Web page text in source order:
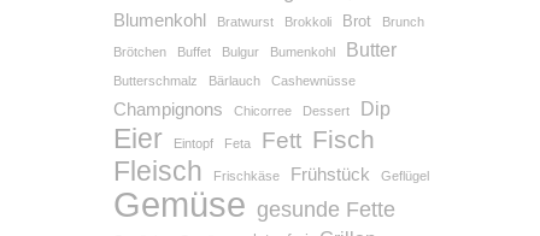
Blumenkohl Bratwurst Brokkoli Brot Brunch
Brötchen Buffet Bulgur Bumenkohl Butter
Butterschmalz Bärlauch Cashewnüsse
Champignons Chicorree Dessert Dip
Eier Eintopf Feta Fett Fisch
Fleisch Frischkäse Frühstück Geflügel
Gemüse gesunde Fette